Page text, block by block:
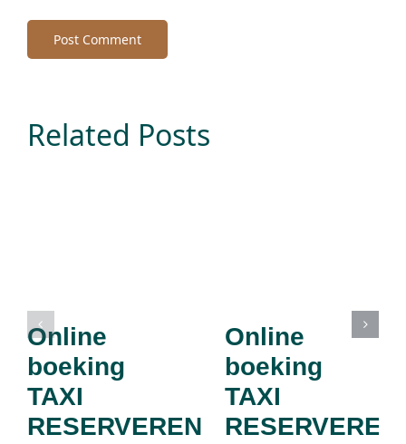
Related Posts
Online
boeking
TAXI
RESERVEREN
Online
boeking
TAXI
RESERVEREN